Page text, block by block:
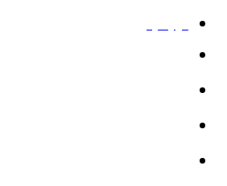
الرئيسية